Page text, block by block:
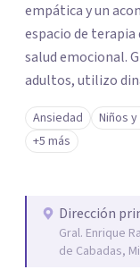
empática y un
espacio de
salud emocional.
adultos, utilizo
a tus necesidades
y brindarte las
tu paz mental.
Ansiedad Niños
+5 más
Dirección
Gral. Enrique
de Cabadas,